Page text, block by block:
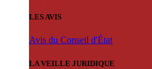
LES AVIS
Avis du Conseil d'État
LA VEILLE JURIDIQUE